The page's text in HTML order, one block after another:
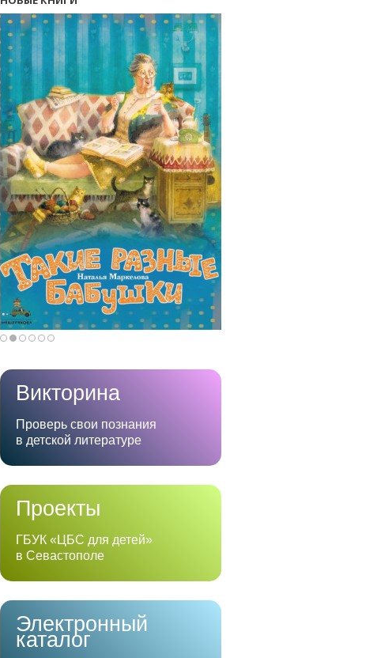
Викторина
Проверь свои познания
в детской литературе
Проекты
ГБУК «ЦБС для детей»
в Севастополе
Электронный
каталог